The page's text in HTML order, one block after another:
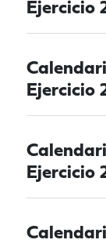
Ejercicio
Ejercicio
Ejercicio